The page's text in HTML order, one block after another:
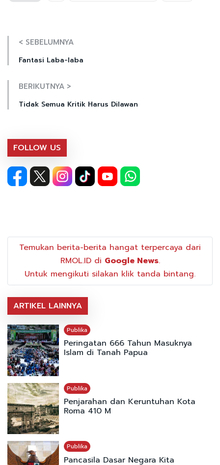
< SEBELUMNYA
Fantasi Laba-laba
BERIKUTNYA >
Tidak Semua Kritik Harus Dilawan
FOLLOW US
Temukan berita-berita hangat terpercaya dari
RMOL.ID di Google News.
Untuk mengikuti silakan klik tanda bintang.
ARTIKEL LAINNYA
Publika
Peringatan 666 Tahun Masuknya
Islam di Tanah Papua
Publika
Penjarahan dan Keruntuhan Kota
Roma 410 M
Publika
Pancasila Dasar Negara Kita